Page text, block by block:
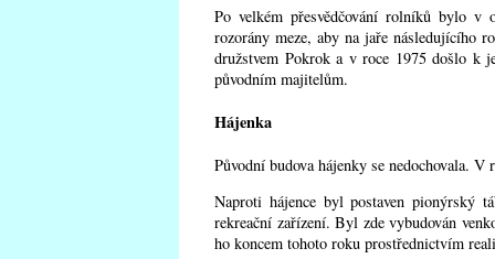
Po velkém přesvědčování rolníků bylo v
rozorány meze, aby na jaře následujícího
družstvem Pokrok a v roce 1975 došlo k
původním majitelům.
Hájenka
Původní budova hájenky se nedochovala. V
Naproti hájence byl postaven pionýrský
rekreační zařízení. Byl zde vybudován
ho koncem tohoto roku prostřednictvím